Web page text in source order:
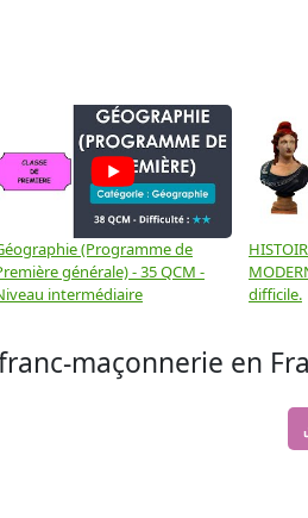
(Programme de
générale) - 35 QCM -
intermédiaire
difficile.
maçonnerie en